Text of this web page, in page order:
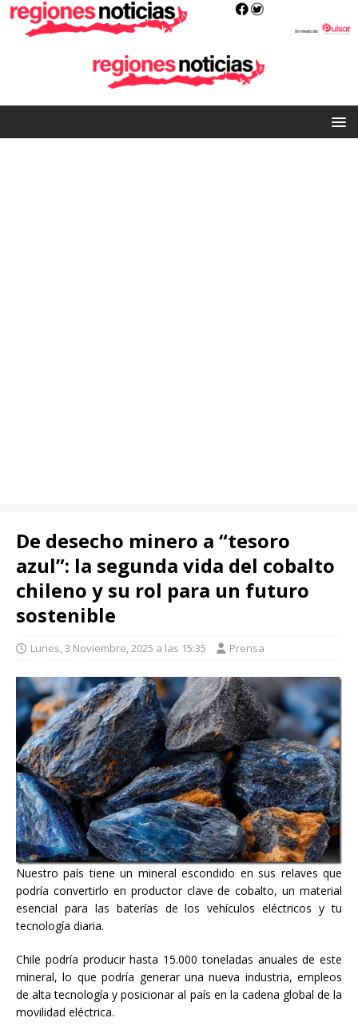
De desecho minero a “tesoro
azul”: la segunda vida del cobalto
chileno y su rol para un futuro
sostenible
Lunes, 3 Noviembre, 2025 a las 15:35 Prensa
Nuestro país tiene un mineral escondido en sus relaves que
podría convertirlo en productor clave de cobalto, un material
esencial para las baterías de los vehículos eléctricos y tu
tecnología diaria.
Chile podría producir hasta 15.000 toneladas anuales de este
mineral, lo que podría generar una nueva industria, empleos
de alta tecnología y posicionar al país en la cadena global de la
movilidad eléctrica.